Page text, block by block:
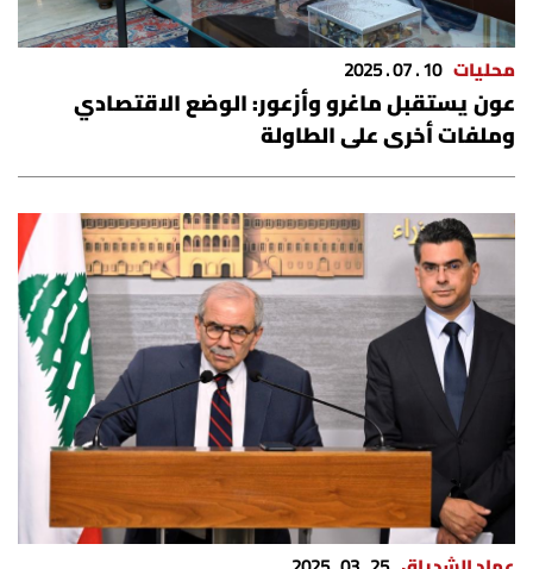
محليات 10 . 07 . 2025
عون يستقبل ماغرو وأزعور: الوضع الاقتصادي
وملفات أخرى على الطاولة